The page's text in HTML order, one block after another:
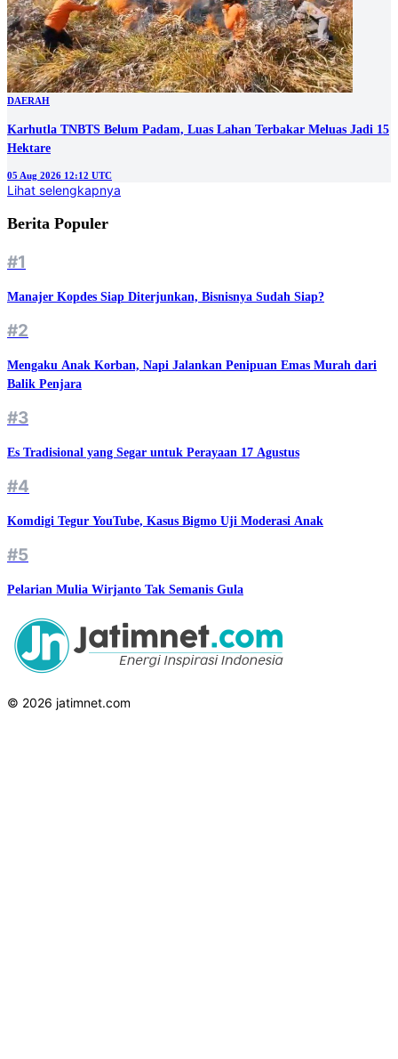
DAERAH
Karhutla TNBTS Belum Padam, Luas Lahan Terbakar Meluas Jadi 15
Hektare
05 Aug 2026 12:12 UTC
Lihat selengkapnya
Berita Populer
#1
Manajer Kopdes Siap Diterjunkan, Bisnisnya Sudah Siap?
#2
Mengaku Anak Korban, Napi Jalankan Penipuan Emas Murah dari
Balik Penjara
#3
Es Tradisional yang Segar untuk Perayaan 17 Agustus
#4
Komdigi Tegur YouTube, Kasus Bigmo Uji Moderasi Anak
#5
Pelarian Mulia Wirjanto Tak Semanis Gula
© 2026 jatimnet.com